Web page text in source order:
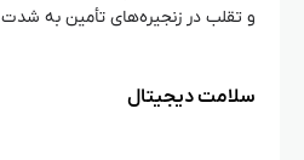
و تقلب در زنجیره‌های تأمین به شدت
سلامت دیجیتال